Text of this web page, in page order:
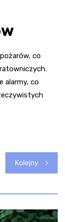
co
alarmy, co
Kolejny